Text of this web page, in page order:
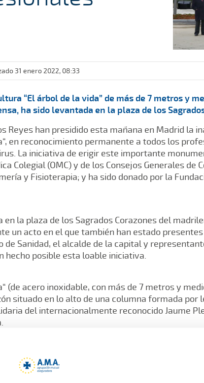
31 enero 2022, 08:33
“El árbol de la vida” de más de 7 metros y
ha sido levantada en la plaza de los
Reyes han presidido esta mañana en Madrid la
en reconocimiento permanente a todos los
La iniciativa de erigir este importante
Colegial (OMC) y de los Consejos Generales de
y Fisioterapia; y ha sido donado por la
en la plaza de los Sagrados Corazones del
un acto en el que también han estado
de Sanidad, el alcalde de la capital y
hecho posible esta loable iniciativa.
(de acero inoxidable, con más de 7 metros y
situado en lo alto de una columna formada
del internacionalmente reconocido Jaume
Murillo, ha resaltado durante su discurso que a
compromiso con la sociedad, sin duda